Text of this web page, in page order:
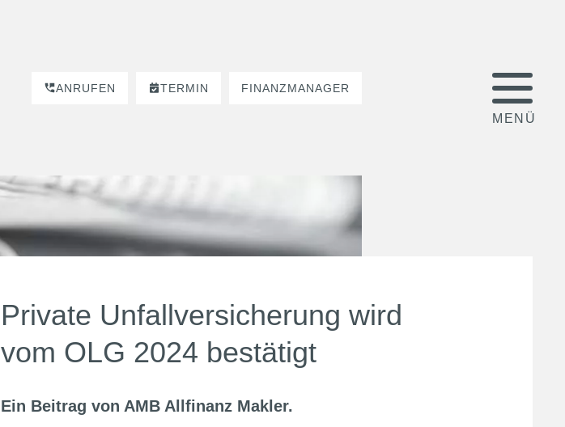
ANRUFEN TERMIN FINANZMANAGER
Private Unfallversicherung wird
vom OLG 2024 bestätigt
Ein Beitrag von AMB Allfinanz Makler.